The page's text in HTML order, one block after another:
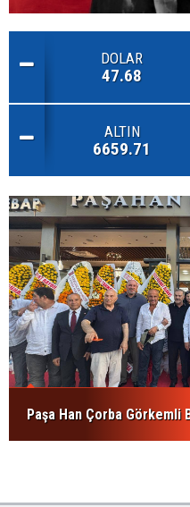
DOLAR
47.68
ALTIN
6659.71
Paşa Han Çorba Görkemli